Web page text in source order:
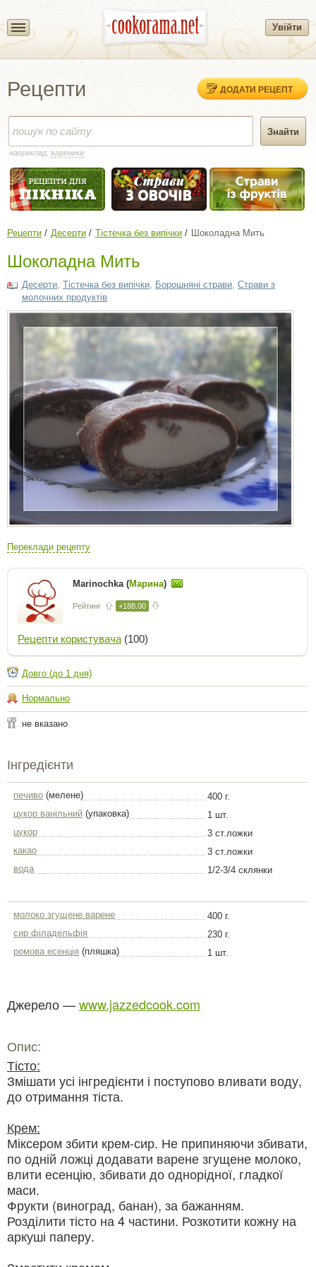
Увійти
Рецепти ДОДАТИ РЕЦЕПТ
наприклад: вареники
Рецепти Десерти Тістечка без випічки Шоколадна Мить
Шоколадна Мить
Десерти Тістечка без випічки Борошняні страви Страви з
молочних продуктів
Переклади рецепту
Marinochka (Марина)
Рейтинг +188.00
Рецепти користувача (100)
Довго (до 1 дня)
Нормально
не вказано
Інгредієнти
печиво (мелене)
400 г.
цукор ванільний (упаковка)
1 шт.
цукор
3 ст.ложки
какао
3 ст.ложки
вода
1/2-3/4 склянки
молоко згущене варене
400 г.
сир філадельфія
230 г.
ромова есенція (пляшка) 1 шт.
Джерело —www.jazzedcook.com
Опис:
Тісто:
Змішати усі інгредієнти і поступово вливати воду,
до отримання тіста.
Крем:
Міксером збити крем-сир. Не припиняючи збивати,
по одній ложці додавати варене згущене молоко,
влити есенцію, збивати до однорідної, гладкої
маси.
Фрукти (виноград, банан), за бажанням.
Розділити тісто на 4 частини. Розкотити кожну на
аркуші паперу.